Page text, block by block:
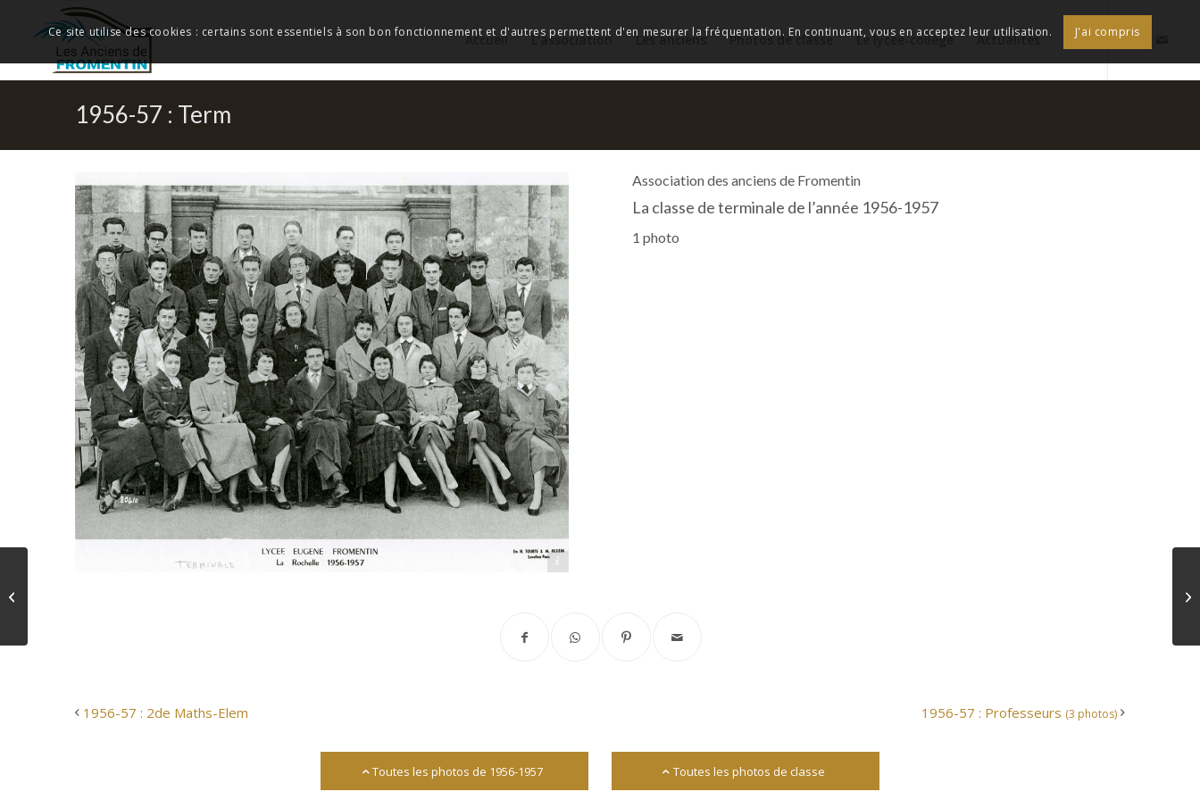
Accueil L’association Les anciens Photos de classe Le lycée-collège Actualités
1956-57 : Term
Source : Robert Gelin
Association des anciens de Fromentin
La classe de terminale de l’année 1956-1957
1 photo
1956-57 : 2de Maths-Elem 1956-57 : Professeurs (3 photos)
Toutes les photos de 1956-1957 Toutes les photos de classe
Ce site utilise des cookies : certains sont essentiels à son bon fonctionnement et d'autres permettent d'en mesurer la fréquentation. En continuant, vous en acceptez leur utilisation. J'ai compris